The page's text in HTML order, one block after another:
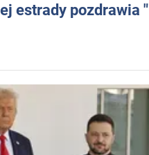
estrady pozdrawia